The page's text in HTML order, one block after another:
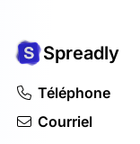
Spreadly
Téléphone
Courriel